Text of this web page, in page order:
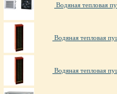
Водяная тепловая
Водяная тепловая
Водяная тепловая